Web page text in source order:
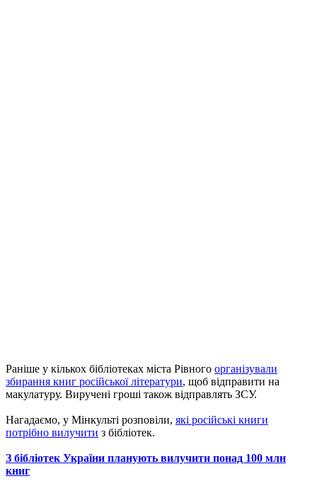
Раніше у кількох бібліотеках міста Рівного організували
збирання книг російської літератури, щоб відправити на
макулатуру. Виручені гроші також відправлять ЗСУ.
Нагадаємо, у Мінкульті розповіли, які російські книги
потрібно вилучити з бібліотек.
З бібліотек України планують вилучити понад 100 млн
книг